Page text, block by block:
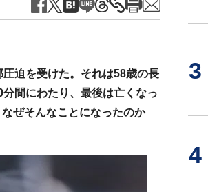
迫を受けた。それは58歳の長
間にわたり、最後は亡くなっ
ぜそんなことになったのか